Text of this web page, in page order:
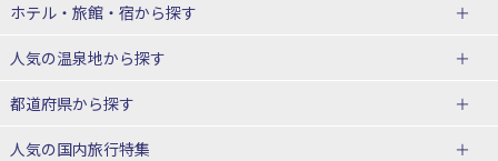
北海道
東北
青森県
宮城県
ホテル・旅館・宿から探す
北海道ホテル・旅館
青森県ホテル・旅館
人気の温泉地から探す
北海道
湯の川温泉(北海道)
都道府県から探す
人気の国内旅行特集